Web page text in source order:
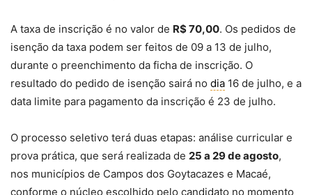
A taxa de inscrição é no valor de R$ 70,00. Os pedidos de
isenção da taxa podem ser feitos de 09 a 13 de julho,
durante o preenchimento da ficha de inscrição. O
resultado do pedido de isenção sairá no dia 16 de julho, e a
data limite para pagamento da inscrição é 23 de julho.
O processo seletivo terá duas etapas: análise curricular e
prova prática, que será realizada de 25 a 29 de agosto,
nos municípios de Campos dos Goytacazes e Macaé,
conforme o núcleo escolhido pelo candidato no momento